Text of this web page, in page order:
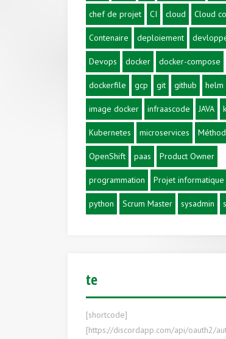
chef de projet CI cloud Cloud
Contenaire deploiement
Devops docker docker-compose
dockerfile gcp git github helm
image docker infraascode JAVA
Kubernetes microservices
OpenShift paas Product Owner
programmation Projet informatique
python Scrum Master sysadmin
te
[shortcode]
[https://discordapp.com/api/oauth2/